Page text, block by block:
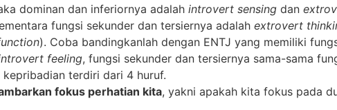
dominan dan inferiornya adalah introvert sensing dan
fungsi sekunder dan tersiernya adalah extrovert
). Coba bandingkanlah dengan ENTJ yang memiliki
feeling, fungsi sekunder dan tersiernya sama-sama
terdiri dari 4 huruf.
fokus perhatian kita, yakni apakah kita fokus pada